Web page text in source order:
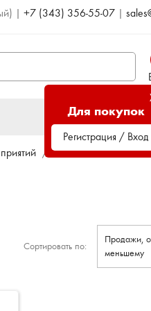
|+7 (343) 356-55-07 |
Для покупок
Регистрация / Вход
Удлинительные
Сортировать по:
Продажи,
меньшему